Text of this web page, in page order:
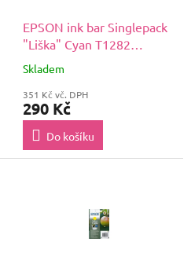
EPSON ink bar Singlepack
"Liška" Cyan T1282
DURABrite Ultra Ink (3,5
Skladem
351 Kč vč. DPH
290 Kč
Do košíku